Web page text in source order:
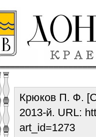
Крюков П. Ф.
2013-й. URL:
art_id=1273